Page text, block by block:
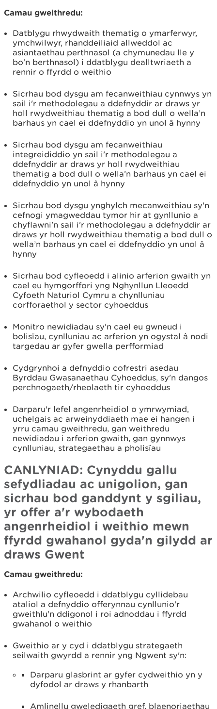
Camau gweithredu:
Datblygu rhwydwaith thematig o ymarferwyr,
ymchwilwyr, rhanddeiliaid allweddol ac
asiantaethau perthnasol (a chymunedau lle y
bo'n berthnasol) i ddatblygu dealltwriaeth a
rennir o ffyrdd o weithio
Sicrhau bod dysgu am fecanweithiau cynnwys yn
sail i'r methodolegau a ddefnyddir ar draws yr
holl rwydweithiau thematig a bod dull o wella’n
barhaus yn cael ei ddefnyddio yn unol â hynny
Sicrhau bod dysgu am fecanweithiau
integreididdio yn sail i'r methodolegau a
ddefnyddir ar draws yr holl rwydweithiau
thematig a bod dull o wella’n barhaus yn cael ei
ddefnyddio yn unol â hynny
Sicrhau bod dysgu ynghylch mecanweithiau sy'n
cefnogi ymagweddau tymor hir at gynllunio a
chyflawni'n sail i'r methodolegau a ddefnyddir ar
draws yr holl rwydweithiau thematig a bod dull o
wella’n barhaus yn cael ei ddefnyddio yn unol â
hynny
Sicrhau bod cyfleoedd i alinio arferion gwaith yn
cael eu hymgorffori yng Nghynllun Lleoedd
Cyfoeth Naturiol Cymru a chynlluniau
corfforaethol y sector cyhoeddus
Monitro newidiadau sy'n cael eu gwneud i
bolisïau, cynlluniau ac arferion yn ogystal â nodi
targedau ar gyfer gwella perfformiad
Cydgrynhoi a defnyddio cofrestri asedau
Byrddau Gwasanaethau Cyhoeddus, sy'n dangos
perchnogaeth/rheolaeth tir cyhoeddus
Darparu'r lefel angenrheidiol o ymrwymiad,
uchelgais ac arweinyddiaeth mae ei hangen i
yrru camau gweithredu, gan weithredu
newidiadau i arferion gwaith, gan gynnwys
cynlluniau, strategaethau a pholisïau
CANLYNIAD: Cynyddu gallu
sefydliadau ac unigolion, gan
sicrhau bod ganddynt y sgiliau,
yr offer a'r wybodaeth
angenrheidiol i weithio mewn
ffyrdd gwahanol gyda'n gilydd ar
draws Gwent
Camau gweithredu:
Archwilio cyfleoedd i ddatblygu cyllidebau
ataliol a defnyddio offerynnau cynllunio'r
gweithlu'n ddigonol i roi adnoddau i ffyrdd
gwahanol o weithio
Gweithio ar y cyd i ddatblygu strategaeth
seilwaith gwyrdd a rennir yng Ngwent sy'n:
Darparu glasbrint ar gyfer cydweithio yn y
dyfodol ar draws y rhanbarth
Amlinellu gweledigaeth gref, blaenoriaethau